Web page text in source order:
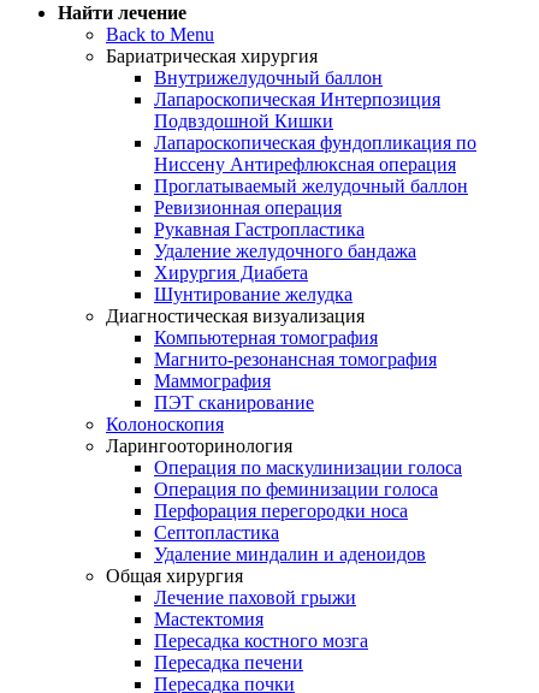
Найти лечение
Back to Menu
Бариатрическая хирургия
Внутрижелудочный баллон
Лапароскопическая Интерпозиция
Подвздошной Кишки
Лапароскопическая фундопликация по
Ниссену Антирефлюксная операция
Проглатываемый желудочный баллон
Ревизионная операция
Рукавная Гастропластика
Удаление желудочного бандажа
Хирургия Диабета
Шунтирование желудка
Диагностическая визуализация
Компьютерная томография
Магнито-резонансная томография
Маммография
ПЭТ сканирование
Колоноскопия
Ларингооторинология
Операция по маскулинизации голоса
Операция по феминизации голоса
Перфорация перегородки носа
Септопластика
Удаление миндалин и аденоидов
Общая хирургия
Лечение паховой грыжи
Мастектомия
Пересадка костного мозга
Пересадка печени
Пересадка почки